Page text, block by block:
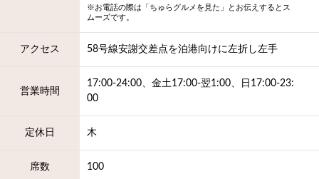
※お電話の際は「ちゅらグルメを見た」とお伝えするとス
ムーズです。
アクセス 58号線安謝交差点を泊港向けに左折し左手
営業時間
17:00-24:00、金土17:00-翌1:00、日17:00-23:
00
定休日 木
席数 100